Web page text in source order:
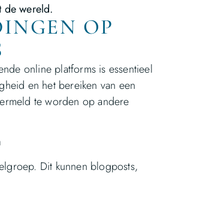
de wereld.
OP
online platforms is essentieel
en het bereiken van een
te worden op andere
Dit kunnen blogposts,